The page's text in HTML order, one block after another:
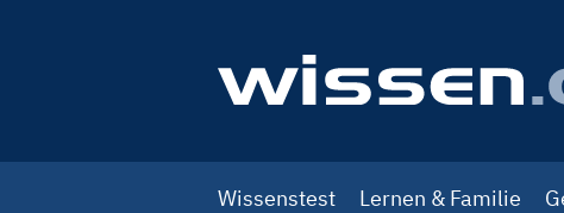
navigation
Wissenstest Lernen & Familie